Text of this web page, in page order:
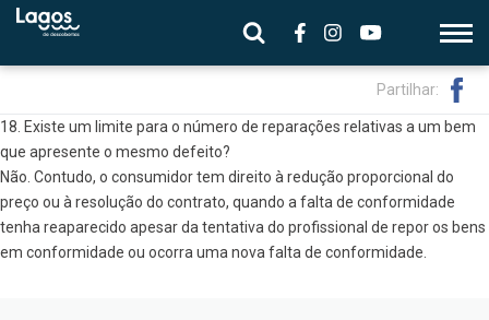
Partilhar:
18. Existe um limite para o número de reparações relativas a um bem
que apresente o mesmo defeito?
Não. Contudo, o consumidor tem direito à redução proporcional do
preço ou à resolução do contrato, quando a falta de conformidade
tenha reaparecido apesar da tentativa do profissional de repor os bens
em conformidade ou ocorra uma nova falta de conformidade.